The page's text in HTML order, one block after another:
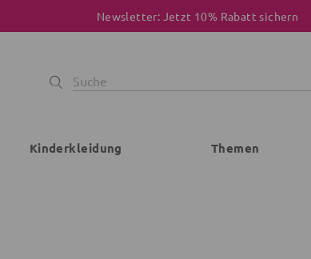
Newsletter: Jetzt 10% Rabatt sichern
Kinderkleidung Themen